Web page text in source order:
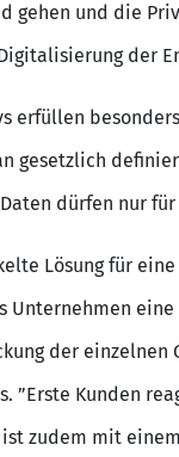
und die
der
erfüllen
gesetzlich
dürfen nur
Lösung für
Unternehmen
der
”Erste Kunden
zudem mit